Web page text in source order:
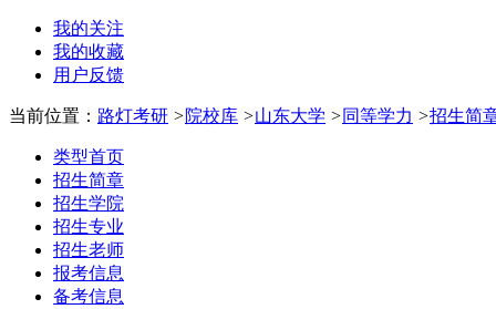
我的关注
我的收藏
用户反馈
当前位置： 路灯考研 >院校库 >山东大学 >同等学力 >招生简
类型首页
招生简章
招生学院
招生专业
招生老师
报考信息
备考信息